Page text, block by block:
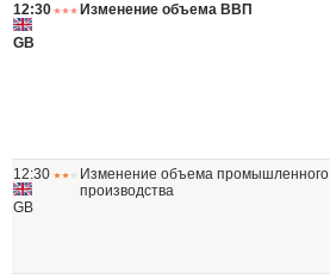
12:30
GB
Изменение объема ВВП
12:30
GB
Изменение объема промышленного
производства